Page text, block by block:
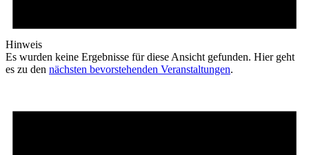
Hinweis
Es wurden keine Ergebnisse für diese Ansicht gefunden. Hier geht
es zu den nächsten bevorstehenden Veranstaltungen.